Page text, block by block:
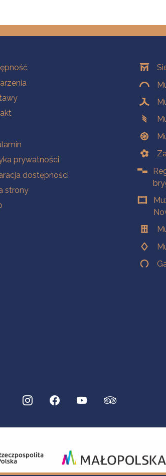
prywatności
dostępności
strony
Oddziały